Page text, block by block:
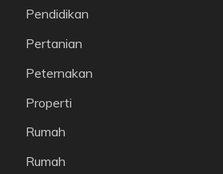
Pendidikan
Pertanian
Peternakan
Properti
Rumah
Rumah